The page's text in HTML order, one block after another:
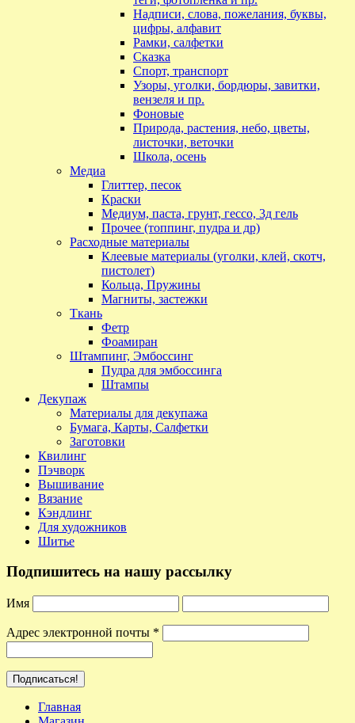
Надписи, слова, пожелания, буквы,
цифры, алфавит
Рамки, салфетки
Сказка
Спорт, транспорт
Узоры, уголки, бордюры, завитки,
вензеля и пр.
Фоновые
Природа, растения, небо, цветы,
листочки, веточки
Школа, осень
Медиа
Глиттер, песок
Краски
Медиум, паста, грунт, гессо, 3д гель
Прочее (топпинг, пудра и др)
Расходные материалы
Клеевые материалы (уголки, клей, скотч,
пистолет)
Кольца, Пружины
Магниты, застежки
Ткань
Фетр
Фоамиран
Штампинг, Эмбоссинг
Пудра для эмбоссинга
Штампы
Декупаж
Материалы для декупажа
Бумага, Карты, Салфетки
Заготовки
Квилинг
Пэчворк
Вышивание
Вязание
Кэндлинг
Для художников
Шитье
Подпишитесь на нашу рассылку
Имя
Адрес электронной почты *
Главная